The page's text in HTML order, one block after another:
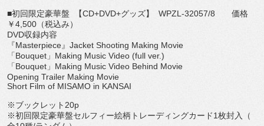
■初回限定豪華盤
【CD+DVD+グッズ】 WPZL-32057/8 価格
￥4,500 （税込み）
DVD収録内容
『Masterpiece』 Jacket Shooting Making Movie
「Bouquet 」 Making Music Video (full ver.)
「Bouquet 」 Making Music Video Behind Movie
Opening Trailer Making Movie
Short Film of MISAMO in KANSAI
※ブックレット 20p
※初回限定豪華盤セルフィー絵柄トレーディングカード1枚封入（